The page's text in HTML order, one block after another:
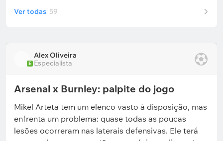
Ver todas 59
E
Alex Oliveira
Especialista
Arsenal x Burnley: palpite do jogo
Mikel Arteta tem um elenco vasto à disposição, mas
enfrenta um problema: quase todas as poucas
lesões ocorreram nas laterais defensivas. Ele terá